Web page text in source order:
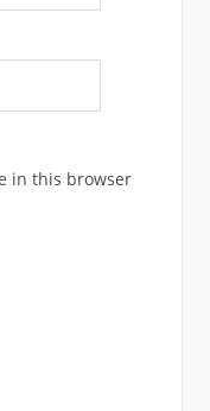
in this browser